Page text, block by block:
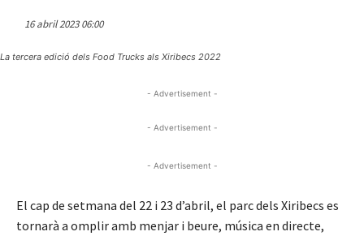
16 abril 2023 06:00
La tercera edició dels Food Trucks als Xiribecs 2022
- Advertisement -
- Advertisement -
- Advertisement -
El cap de setmana del 22 i 23 d’abril, el parc dels Xiribecs es
tornarà a omplir amb menjar i beure, música en directe,